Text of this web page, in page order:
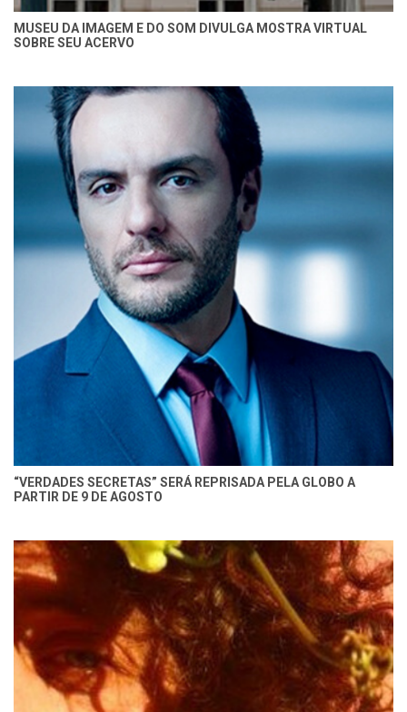
MUSEU DA IMAGEM E DO SOM DIVULGA MOSTRA VIRTUAL
SOBRE SEU ACERVO
“VERDADES SECRETAS” SERÁ REPRISADA PELA GLOBO A
PARTIR DE 9 DE AGOSTO